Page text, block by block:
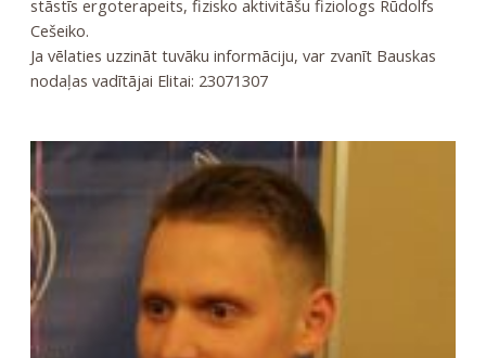
stāstīs ergoterapeits, fizisko aktivitāšu fiziologs Rūdolfs
Cešeiko.
Ja vēlaties uzzināt tuvāku informāciju, var zvanīt Bauskas
nodaļas vadītājai Elitai: 23071307